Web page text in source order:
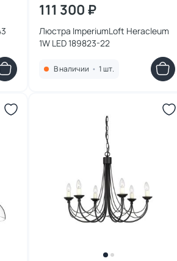
111 300 ₽
Люстра ImperiumLoft Heracleum
1W LED 189823-22
В наличии • 1 шт.